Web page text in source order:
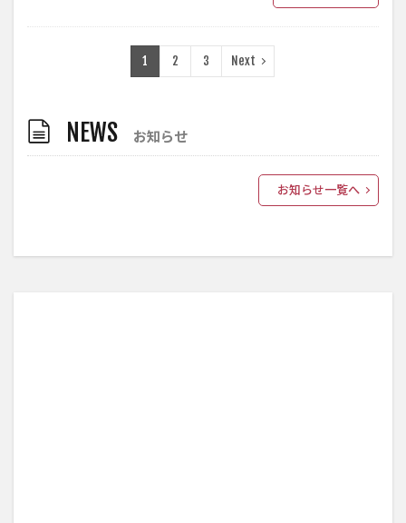
1 2 3 Next
NEWS お知らせ
お知らせ一覧へ